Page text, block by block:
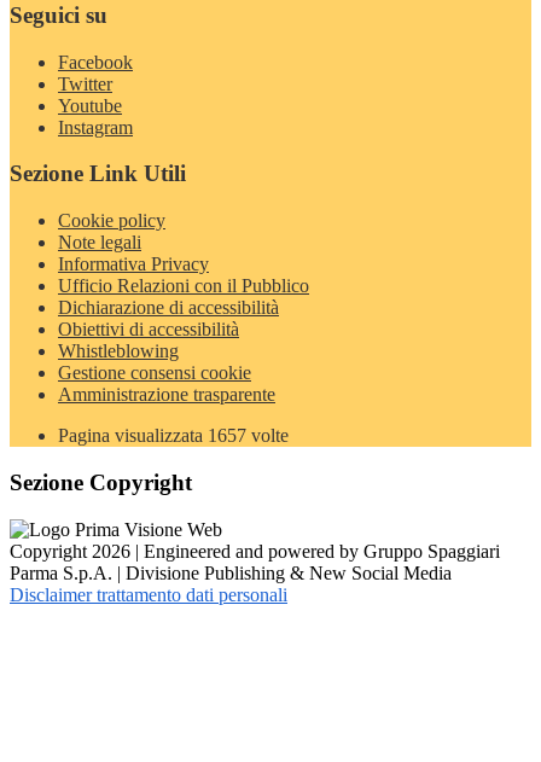
Seguici su
Facebook
Twitter
Youtube
Instagram
Sezione Link Utili
Cookie policy
Note legali
Informativa Privacy
Ufficio Relazioni con il Pubblico
Dichiarazione di accessibilità
Obiettivi di accessibilità
Whistleblowing
Gestione consensi cookie
Amministrazione trasparente
Pagina visualizzata 1657 volte
Sezione Copyright
Copyright 2026 | Engineered and powered by Gruppo Spaggiari
Parma S.p.A. | Divisione Publishing & New Social Media
Disclaimer trattamento dati personali